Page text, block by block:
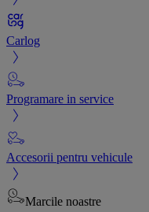
Carlog
Programare in service
Accesorii pentru vehicule
Marcile noastre